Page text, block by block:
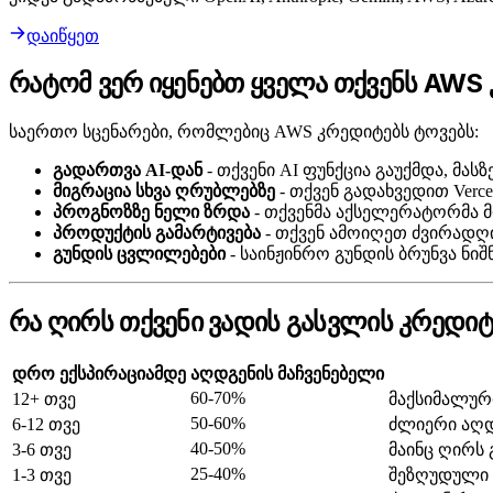
დაიწყეთ
რატომ ვერ იყენებთ ყველა თქვენს
საერთო სცენარები, რომლებიც AWS კრედიტებს ტოვებს:
გადართვა AI-დან- თქვენი AI ფუნქცია გაუქმდა,
მიგრაცია სხვა ღრუბლებზე - თქვენ გადახვედით
პროგნოზზე ნელი ზრდა - თქვენმა აქსელერატორმა
პროდუქტის გამარტივება - თქვენ ამოიღეთ
გუნდის ცვლილებები- საინჟინრო გუნდის ბრუნვა
რა ღირს თქვენი ვადის გასვლის
დრო ექსპირაციამდე აღდგენის მაჩვენებელი
12+ თვე
60-70%
6-12 თვე
50-60%
ძლიერი
3-6 თვე
40-50%
მაინც ღირს
1-3 თვე
25-40%
შეზღუდული